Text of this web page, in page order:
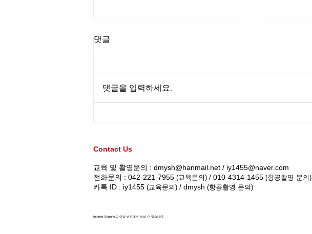
댓글
댓글을 입력하세요.
Contact Us
교육 및 촬영문의 : dmysh@hanmail.net / iy1455@naver.com
전화문의 : 042-221-7955 (교육문의) / 010-4314-1455 (항공촬영 문의)
카톡 ID : iy1455 (교육문의) / dmysh (항공촬영 문의)
Internet Explorer10 이상 버젼에서 보실 수 있습니다.